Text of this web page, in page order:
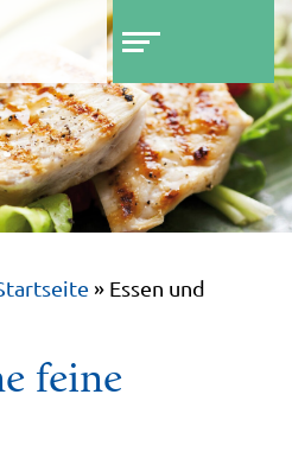
» Essen und
feine